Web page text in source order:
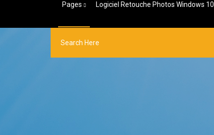
Pages Logiciel Retouche Photos Windows 10